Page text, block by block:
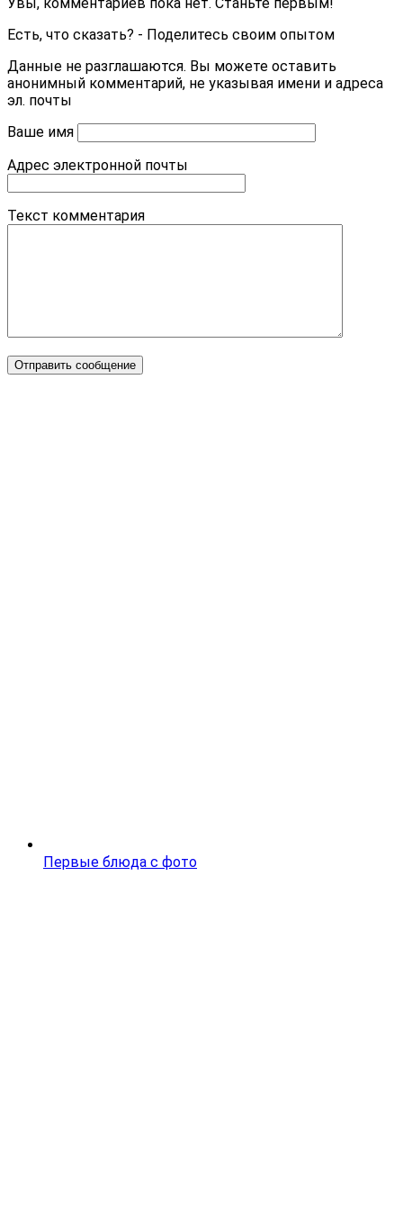
Есть, что сказать? - Поделитесь своим опытом
Данные не разглашаются. Вы можете оставить
анонимный комментарий, не указывая имени и адреса
эл. почты
Ваше имя
Адрес электронной почты
Текст комментария
Первые блюда с фото